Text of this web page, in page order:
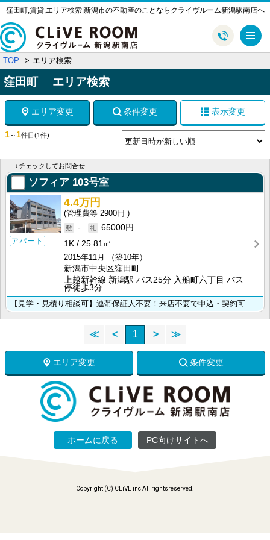
窪田町,賃貸,エリア検索|新潟市の不動産のことならクライヴルーム新潟駅南店へ
TOP エリア検索
窪田町 エリア検索
エリア変更 条件変更 表示変更
1～1件目 (1件)
↓チェックしてお問合せ
ソフィア 103号室
アパート
4.4万円
2900円
-
65000円
1K
25.81㎡
2015年11月
（築10年）
新潟市中央区窪田町
上越新幹線 新潟駅 バス25分 入船町六丁目 バス
停徒歩3分
【見学・見積り相談可】連帯保証人不要！来店不要で申込・契約可能！
≪ < 1 > ≫
エリア変更 条件変更
ホームに戻る PC向けサイトへ
Copyright (C) CLiVE inc All rightsreserved.